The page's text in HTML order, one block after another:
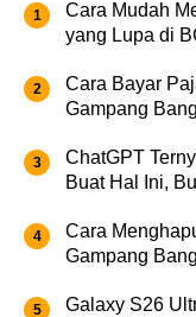
Cara Mudah
yang Lupa di
Cara Bayar
Gampang
ChatGPT
Buat Hal Ini,
Cara
Gampang
Galaxy S26